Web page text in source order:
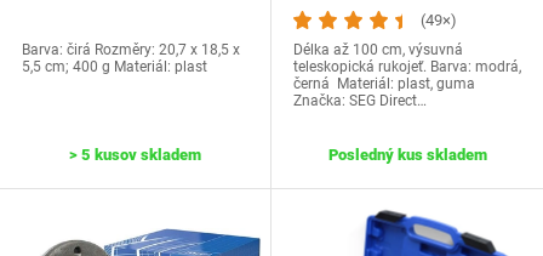
Barva: čirá Rozměry: ‎20,7 x 18,5 x
5,5 cm; 400 g Materiál: plast
> 5 kusov skladem
(49×)
Délka až 100 cm, výsuvná
teleskopická rukojeť. Barva: modrá,
černá Materiál: plast, guma
Značka: SEG Direct…
Posledný kus skladem